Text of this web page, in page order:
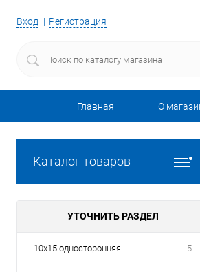
Вход Регистрация
Главная О
Каталог товаров
УТОЧНИТЬ РАЗДЕЛ
10х15 односторонняя 5